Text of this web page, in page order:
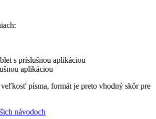
s príslušnou aplikáciou
aplikáciou
písma, formát je preto vhodný skôr pre
návodoch